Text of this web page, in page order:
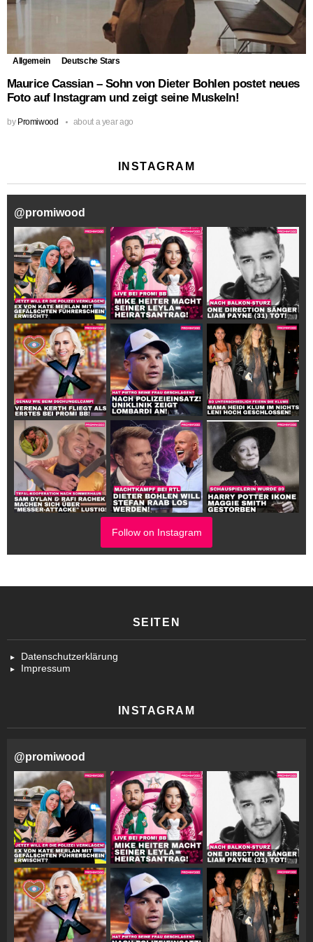
Allgemein Deutsche Stars
Maurice Cassian – Sohn von Dieter Bohlen postet neues
Foto auf Instagram und zeigt seine Muskeln!
by Promiwood about a year ago
INSTAGRAM
@promiwood
Follow on Instagram
SEITEN
Datenschutzerklärung
Impressum
INSTAGRAM
@promiwood